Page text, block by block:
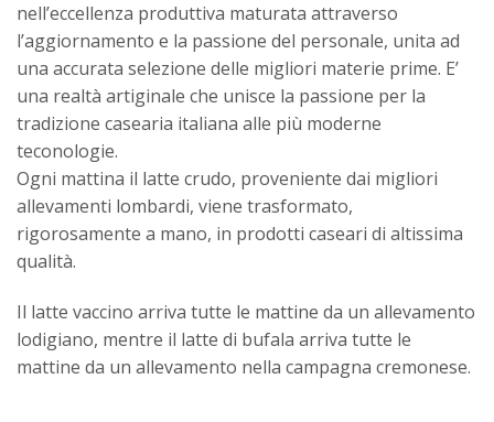
nell’eccellenza produttiva maturata attraverso
l’aggiornamento e la passione del personale, unita ad
una accurata selezione delle migliori materie prime. E’
una realtà artiginale che unisce la passione per la
tradizione casearia italiana alle più moderne
teconologie.
Ogni mattina il latte crudo, proveniente dai migliori
allevamenti lombardi, viene trasformato,
rigorosamente a mano, in prodotti caseari di altissima
qualità.
Il latte vaccino arriva tutte le mattine da un allevamento
lodigiano, mentre il latte di bufala arriva tutte le
mattine da un allevamento nella campagna cremonese.